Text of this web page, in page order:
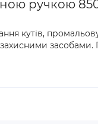
ручкою
кутів,